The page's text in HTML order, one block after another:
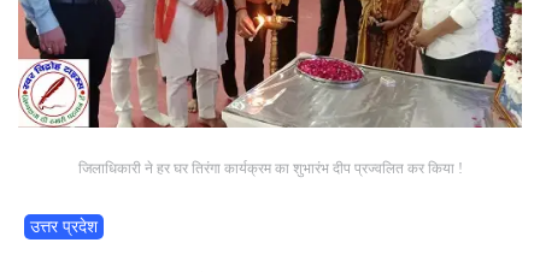
जिलाधिकारी ने हर घर तिरंगा कार्यक्रम का शुभारंभ दीप प्रज्वलित कर किया !
उत्तर प्रदेश